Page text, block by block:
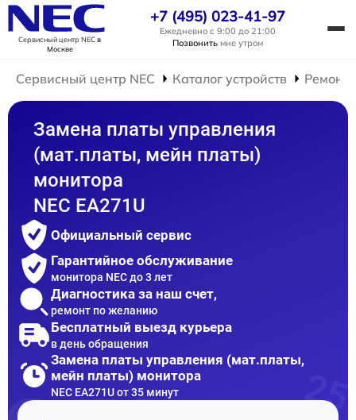
Сервисный центр NECв
Москве
+7 (495) 023-41-97
Ежедневно с 9:00 до 21:00
Позвонить мне утром
Сервисный центр NEC Каталог устройств Ремонт
Замена платы управления
(мат.платы, мейн платы)
монитора
NEC EA271U
Официальный сервис
Гарантийное обслуживание
монитора NEC до 3 лет
Диагностика за наш счет,
ремонт по желанию
Бесплатный выезд курьера
в день обращения
Замена платы управления (мат.платы,
мейн платы) монитора
NEC EA271U от 35 минут